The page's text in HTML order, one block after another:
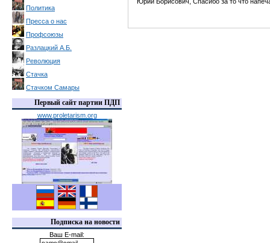
Политика
Пресса о нас
Профсоюзы
Разлацкий А.Б.
Революция
Стачка
Стачком Самары
Первый сайт партии ПДП
www.proletarism.org
Подписка на новости
Ваш E-mail: